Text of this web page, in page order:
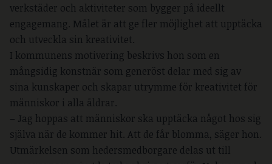
verkstäder och aktiviteter som bygger på ideellt
engagemang. Målet är att ge fler möjlighet att upptäcka
och utveckla sin kreativitet.
I kommunens motivering beskrivs hon som en
mångsidig konstnär som generöst delar med sig av
sina kunskaper och skapar utrymme för kreativitet för
människor i alla åldrar.
– Jag hoppas att människor ska upptäcka något hos sig
själva när de kommer hit. Att de får blomma, säger hon.
Utmärkelsen som hedersmedborgare delas ut till